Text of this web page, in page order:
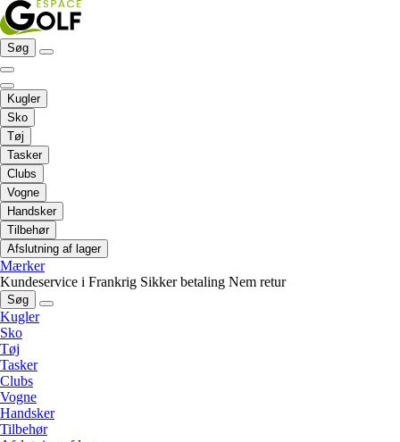
Søg
Kugler
Sko
Tøj
Tasker
Clubs
Vogne
Handsker
Tilbehør
Afslutning af lager
Mærker
Kundeservice i Frankrig Sikker betaling Nem retur
Søg
Kugler
Sko
Tøj
Tasker
Clubs
Vogne
Handsker
Tilbehør